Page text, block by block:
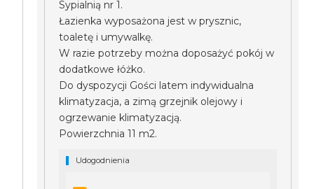
Sypialnią nr 1.
Łazienka wyposażona jest w prysznic,
toaletę i umywalkę.
W razie potrzeby można doposażyć pokój w
dodatkowe łóżko.
Do dyspozycji Gości latem indywidualna
klimatyzacja, a zimą grzejnik olejowy i
ogrzewanie klimatyzacją.
Powierzchnia 11 m2.
Udogodnienia